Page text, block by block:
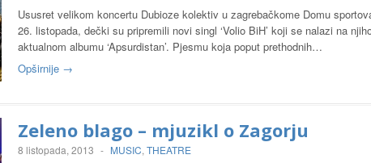
Ususret velikom koncertu Dubioze kolektiv u zagrebačkome Domu
26. listopada, dečki su pripremili novi singl ‘Volio BiH’ koji se nalazi na
aktualnom albumu ‘Apsurdistan’. Pjesmu koja poput prethodnih…
Opširnije →
Zeleno blago – mjuzikl o Zagorju
8 listopada, 2013 - MUSIC, THEATRE